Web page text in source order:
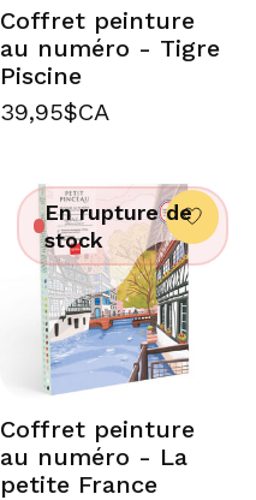
Coffret peinture
au numéro - Tigre
Piscine
39,95$CA
En rupture de
stock
Coffret peinture
au numéro - La
petite France